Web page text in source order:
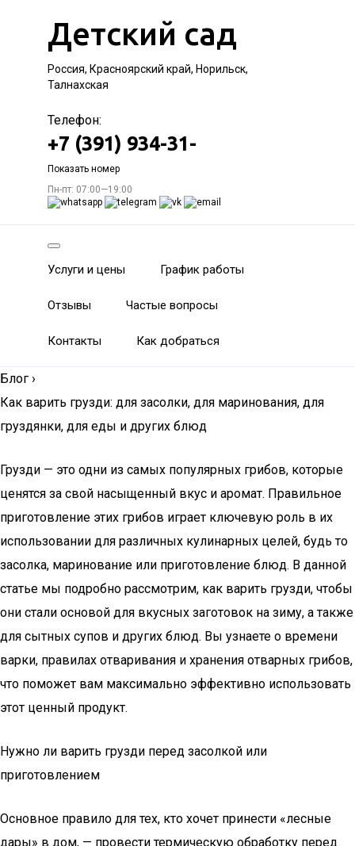
Детский сад
Россия, Красноярский край, Норильск,
Талнахская
Телефон:
+7 (391) 934-31-
Показать номер
Пн-пт: 07:00—19:00
Услуги и цены График работы
Отзывы Частые вопросы
Контакты Как добраться
Блог ›
Как варить грузди: для засолки, для маринования, для
груздянки, для еды и других блюд
Грузди — это одни из самых популярных грибов, которые
ценятся за свой насыщенный вкус и аромат. Правильное
приготовление этих грибов играет ключевую роль в их
использовании для различных кулинарных целей, будь то
засолка, маринование или приготовление блюд. В данной
статье мы подробно рассмотрим, как варить грузди, чтобы
они стали основой для вкусных заготовок на зиму, а также
для сытных супов и других блюд. Вы узнаете о времени
варки, правилах отваривания и хранения отварных грибов,
что поможет вам максимально эффективно использовать
этот ценный продукт.
Нужно ли варить грузди перед засолкой или
приготовлением
Основное правило для тех, кто хочет принести «лесные
дары» в дом, — провести термическую обработку перед